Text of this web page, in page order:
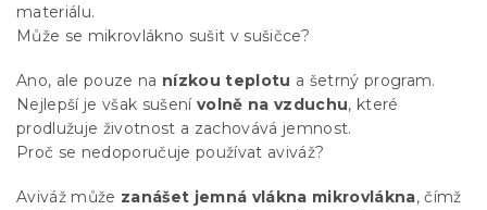
materiálu.
Může se mikrovlákno sušit v sušičce?
Ano, ale pouze na nízkou teplotu a šetrný program.
Nejlepší je však sušení volně na vzduchu, které
prodlužuje životnost a zachovává jemnost.
Proč se nedoporučuje používat aviváž?
Aviváž může zanášet jemná vlákna mikrovlákna, čímž